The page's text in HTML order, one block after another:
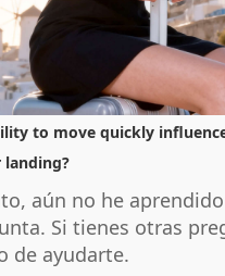
to move quickly
aún no he
Si tienes otras
de ayudarte.